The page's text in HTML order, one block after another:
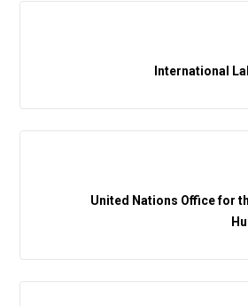
International
United Nations Office for